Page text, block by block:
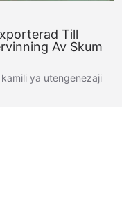
Till
Av Skum
ya utengenezaji